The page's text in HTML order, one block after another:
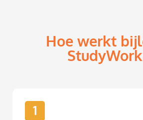
Hoe werkt
1